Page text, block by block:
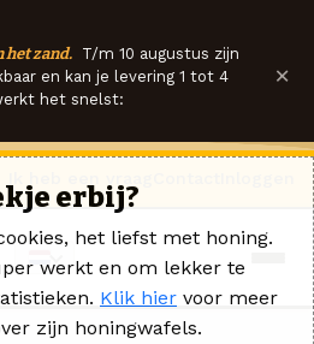
het zand. T/m 10 augustus zijn
en kan je levering 1 tot 4
het snelst:
×
erbij?
het liefst met honing.
werkt en om lekker te
Klik hier voor meer
zijn honingwafels.